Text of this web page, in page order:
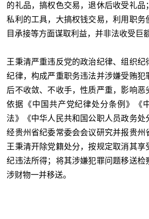
的礼品，搞权色交易，退休后收受礼品
私利的工具，大搞权钱交易，利用职务
目承接等方面谋取利益，并非法收受巨
王秉清严重违反党的政治纪律、组织纪
纪律，构成严重职务违法并涉嫌受贿犯
后不收敛、不收手，性质严重，影响恶
依据《中国共产党纪律处分条例》《
法》《中华人民共和国公职人员政务处
经贵州省纪委常委会会议研究并报贵州
王秉清开除党籍处分，按规定取消其享
纪违法所得；将其涉嫌犯罪问题移送检
涉财物一并移送。